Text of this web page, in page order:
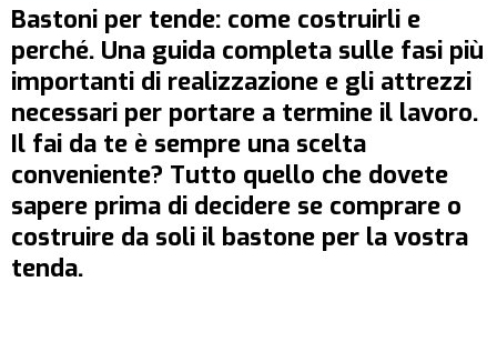
Bastoni per tende: come costruirli e
perché. Una guida completa sulle fasi più
importanti di realizzazione e gli attrezzi
necessari per portare a termine il lavoro.
Il fai da te è sempre una scelta
conveniente? Tutto quello che dovete
sapere prima di decidere se comprare o
costruire da soli il bastone per la vostra
tenda.